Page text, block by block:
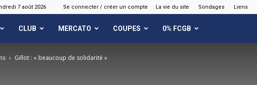
7 août 2026 Se connecter / créer un compte La vie du site Sondages Liens
CLUB MERCATO COUPES 0% FCGB
Gillot : « beaucoup de solidarité »